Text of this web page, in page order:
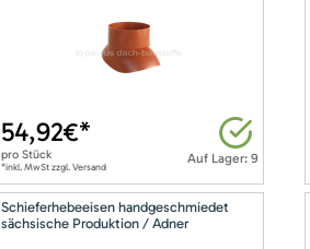
Auf Lager: 9
54,92€*
pro Stück
*inkl. MwSt zzgl. Versand
Schieferhebeeisen handgeschmiedet
sächsische Produktion / Adner